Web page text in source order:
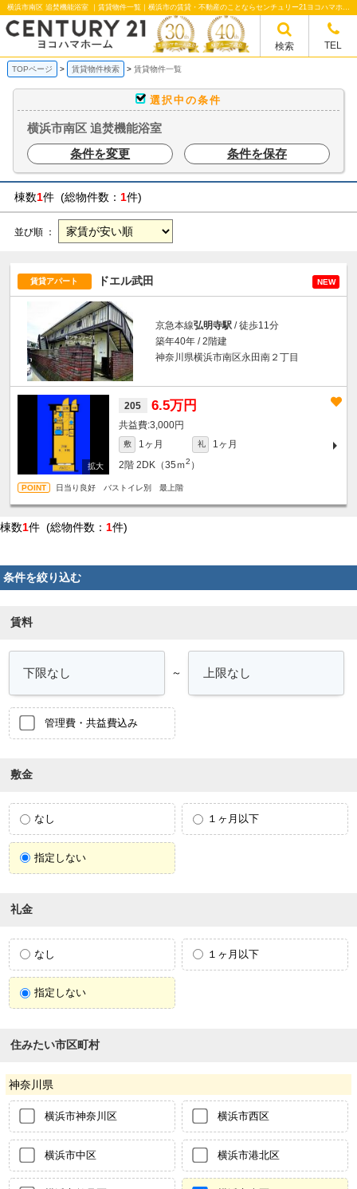
横浜市南区 追焚機能浴室 ｜賃貸物件一覧｜横浜市の賃貸・不動産のことならセンチュリー21ヨコハマホームへ！横浜市の賃貸仲介や不動産売却・買取、不動産管理など不動産のことならなんでもご相談ください。
検索 TEL
TOPページ 賃貸物件検索 賃貸物件一覧
選択中の条件
横浜市南区 追焚機能浴室
条件を変更
条件を保存
棟数1件 (総物件数： 1件)
並び順 ：
賃貸アパート ドエル武田 NEW
京急本線弘明寺駅 / 徒歩11分
築年40年 / 2階建
神奈川県横浜市南区永田南２丁目
205 6.5万円
3,000円
敷 1ヶ月 礼
1ヶ月
2階 2DK（35ｍ2 ）
日当り良好 バストイレ別 最上階
棟数1件 (総物件数： 1件)
条件を絞り込む
賃料
～
管理費・共益費込み
敷金
なし １ヶ月以下
指定しない
礼金
なし １ヶ月以下
指定しない
住みたい市区町村
神奈川県
横浜市神奈川区 横浜市西区
横浜市中区 横浜市港北区